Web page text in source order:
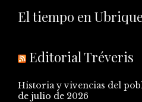
El tiempo en Ubrique
Editorial Tréveris
Historia y vivencias del
de julio de 2026